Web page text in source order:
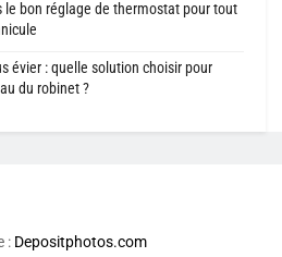
le bon réglage de thermostat pour tout
évier : quelle solution choisir pour
du robinet ?
: Depositphotos.com